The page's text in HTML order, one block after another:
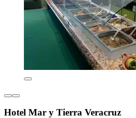
Hotel Mar y Tierra Veracruz